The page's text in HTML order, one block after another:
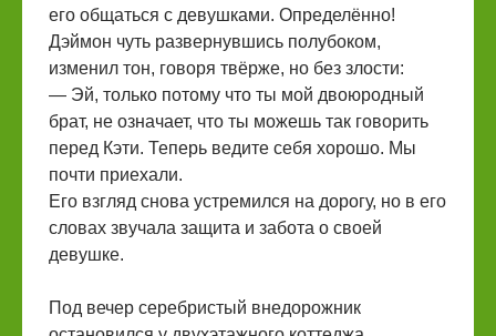
его общаться с девушками. Определённо!
Дэймон чуть развернувшись полубоком,
изменил тон, говоря твёрже, но без злости:
— Эй, только потому что ты мой двоюродный
брат, не означает, что ты можешь так говорить
перед Кэти. Теперь ведите себя хорошо. Мы
почти приехали.
Его взгляд снова устремился на дорогу, но в его
словах звучала защита и забота о своей
девушке.
Под вечер серебристый внедорожник